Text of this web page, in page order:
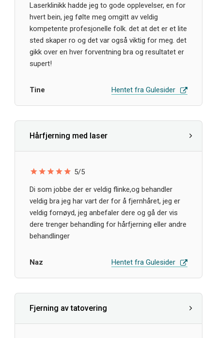
Laserklinikk hadde jeg to gode opplevelser, en for
hvert bein, jeg følte meg omgitt av veldig
kompetente profesjonelle folk. det at det er et lite
sted skaper ro og det var også viktig for meg. det
gikk over en hver forventning bra og resultatet er
supert!
Tine Hentet fra Gulesider
Hårfjerning med laser
5/5
Di som jobbe der er veldig flinke,og behandler
veldig bra jeg har vart der for å fjernhåret, jeg er
veldig fornøyd, jeg anbefaler dere og gå der vis
dere trenger behandling for hårfjerning eller andre
behandlinger
Naz Hentet fra Gulesider
Fjerning av tatovering